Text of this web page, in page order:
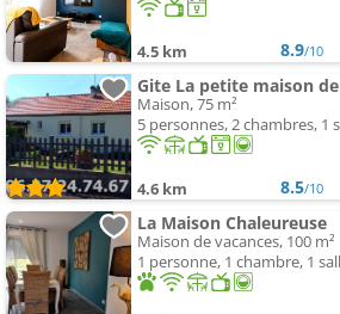
4.5 km 8.9/10
Maison, 75 m²
5 personnes, 2 chambres, 1
4.6 km 8.5/10
La Maison Chaleureuse
Maison de vacances, 100 m²
1 personne, 1 chambre, 1